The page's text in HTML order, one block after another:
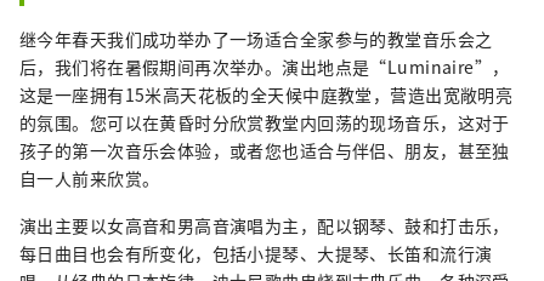
继今年春天我们成功举办了一场适合全家参与的教堂音乐会之
后，我们将在暑假期间再次举办。演出地点是“Luminaire”，
这是一座拥有15米高天花板的全天候中庭教堂，营造出宽敞明亮
的氛围。您可以在黄昏时分欣赏教堂内回荡的现场音乐，这对于
孩子的第一次音乐会体验，或者您也适合与伴侣、朋友，甚至独
自一人前来欣赏。
演出主要以女高音和男高音演唱为主，配以钢琴、鼓和打击乐，
每日曲目也会有所变化，包括小提琴、大提琴、长笛和流行演